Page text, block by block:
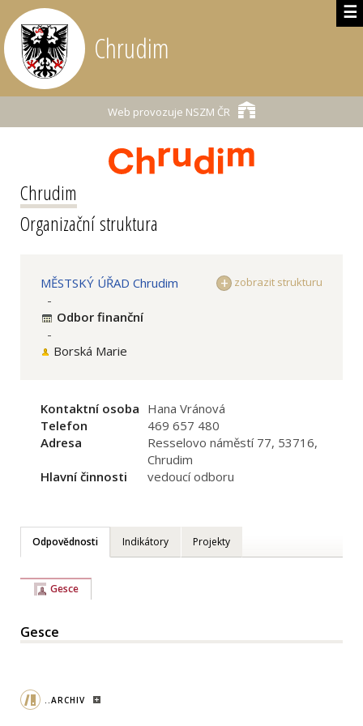
☰
Chrudim
Web provozuje NSZM ČR
Chrudim
Organizační struktura
zobrazit strukturu
MĚSTSKÝ ÚŘAD Chrudim
-
Odbor finanční
-
Borská Marie
Kontaktní osoba Hana Vránová
Telefon
469 657 480
Adresa
Resselovo náměstí 77, 53716,
Chrudim
Hlavní činnosti
vedoucí odboru
Odpovědnosti Indikátory Projekty
Gesce
Gesce
..ARCHIV